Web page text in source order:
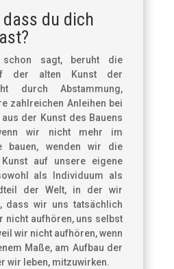
du dich
sagt, beruht die
der alten Kunst der
durch Abstammung,
zahlreichen Anleihen bei
der Kunst des Bauens
wir nicht mehr im
bauen, wenden wir die
auf unsere eigene
als Individuum als
der Welt, in der wir
dass wir uns tatsächlich
nicht aufhören, uns selbst
wir nicht aufhören, wenn
Maße, am Aufbau der
wir leben, mitzuwirken.